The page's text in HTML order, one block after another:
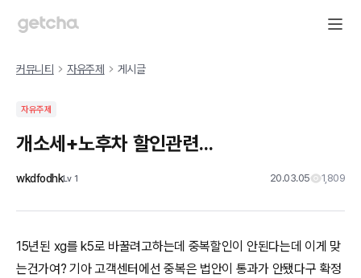
커뮤니티 자유주제 게시글
자유주제
개소세+노후차 할인관련...
wkdfodhkLv 1 20.03.05 1,809
15년된 xg를 k5로 바꿀려고하는데 중복할인이 안된다는데 이게 맞
는건가여? 기아 고객센터에선 중복은 법안이 통과가 안됐다구 확정